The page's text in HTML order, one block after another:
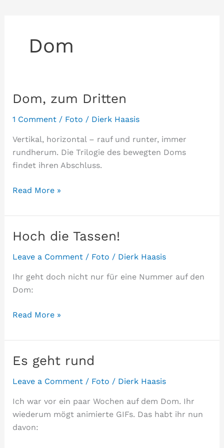
Dom
Dom, zum Dritten
1 Comment / Foto / Dierk Haasis
Vertikal, horizontal – rauf und runter, immer
rundherum. Die Trilogie des bewegten Doms
findet ihren Abschluss.
Dom,
Dritten
Read More »
Hoch die Tassen!
Leave a Comment / Foto / Dierk Haasis
Ihr geht doch nicht nur für eine Nummer auf den
Dom:
Hoch
Tassen!
Read More »
Es geht rund
Leave a Comment / Foto / Dierk Haasis
Ich war vor ein paar Wochen auf dem Dom. Ihr
wiederum mögt animierte GIFs. Das habt ihr nun
davon: